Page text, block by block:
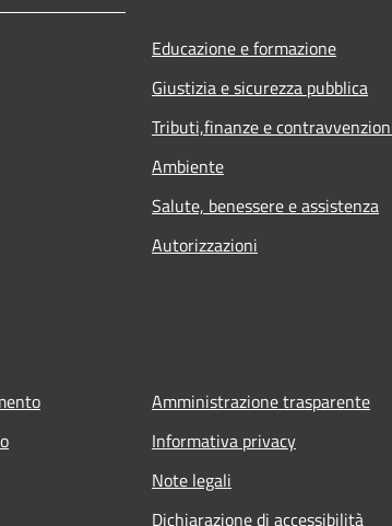
Educazione e formazione
Giustizia e sicurezza pubblica
Tributi,finanze e
Ambiente
Salute, benessere e assistenza
Autorizzazioni
Amministrazione trasparente
Informativa privacy
Note legali
Dichiarazione di accessibilità